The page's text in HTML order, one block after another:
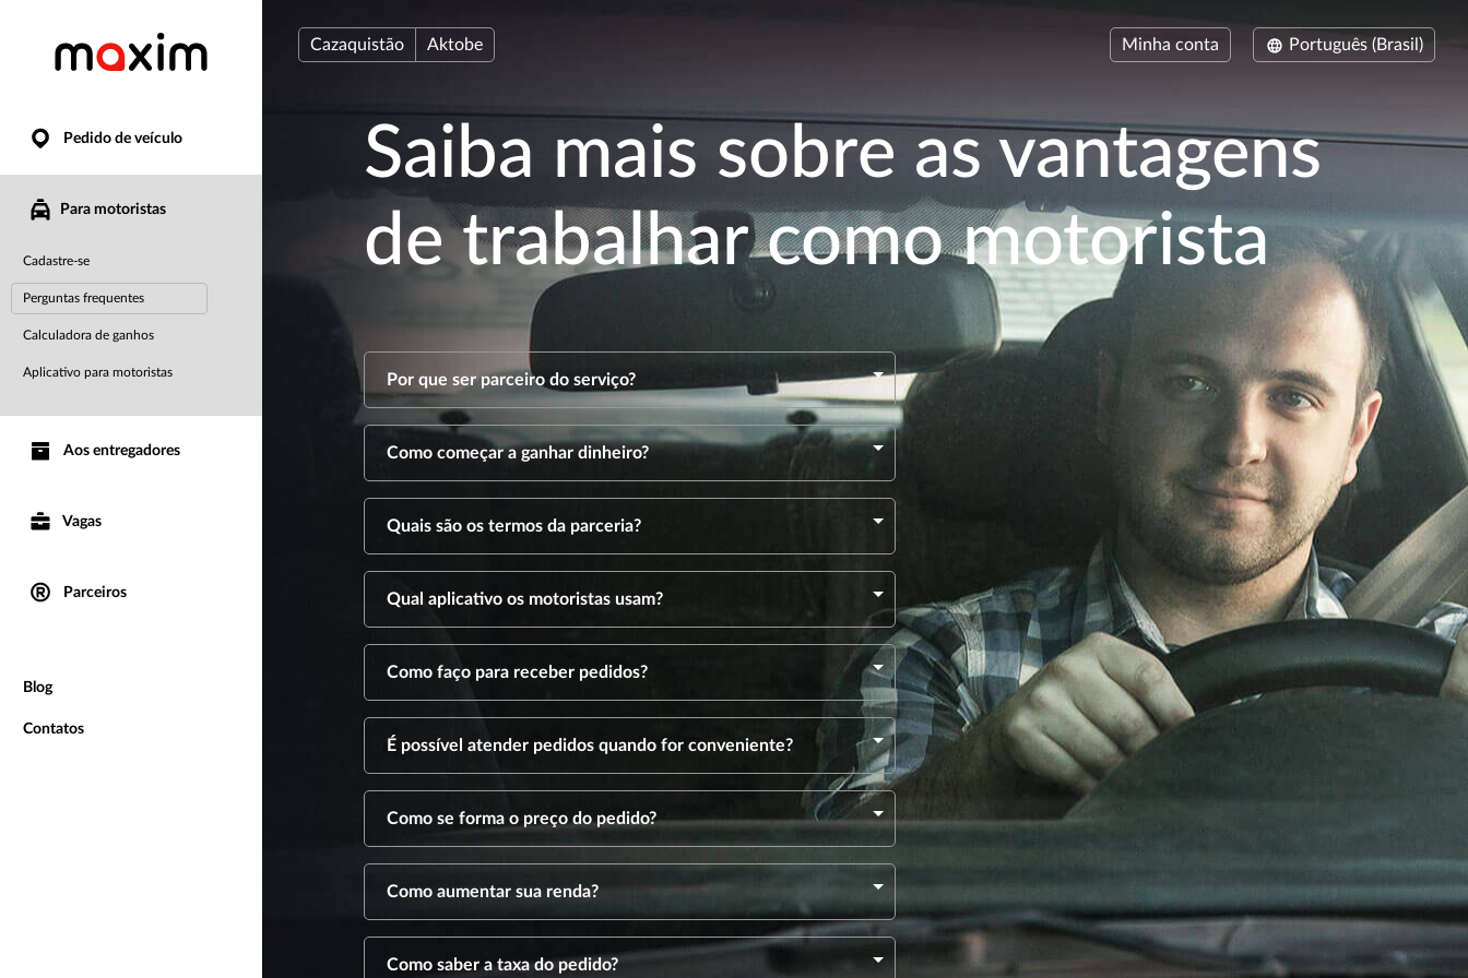
Pedido de veículo
Para motoristas
Cadastre-se
Perguntas frequentes
Calculadora de ganhos
Aplicativo para motoristas
Aos entregadores
Vagas
Parceiros
Blog
Contatos
Cazaquistão Aktobe Minha conta Português (Brasil)
Saiba mais sobre as vantagens
de trabalhar como motorista
Por que ser parceiro do serviço?
Como começar a ganhar dinheiro?
Quais são os termos da parceria?
Qual aplicativo os motoristas usam?
Como faço para receber pedidos?
É possível atender pedidos quando for conveniente?
Como se forma o preço do pedido?
Como aumentar sua renda?
Como saber a taxa do pedido?